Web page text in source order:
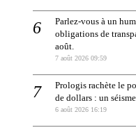
Parlez-vous à un
obligations de
août.
7 août 2026 09:59
Prologis rachète le
de dollars : un
6 août 2026 16:19